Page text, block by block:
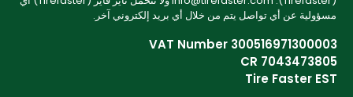
مسؤولية عن أي تواصل يتم من خلال أي بريد إلكتروني آخر.
VAT Number 300516971300003
CR 7043473805
Tire Faster EST